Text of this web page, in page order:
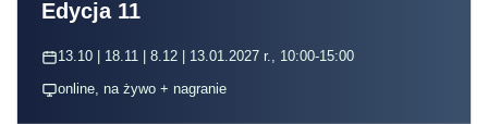
Edycja 11
13.10 | 18.11 | 8.12 | 13.01.2027 r., 10:00-15:00
online, na żywo + nagranie